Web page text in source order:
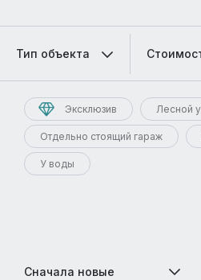
Тип объекта
Эксклюзив Лесной
Отдельно стоящий гараж
У воды
Сначала новые